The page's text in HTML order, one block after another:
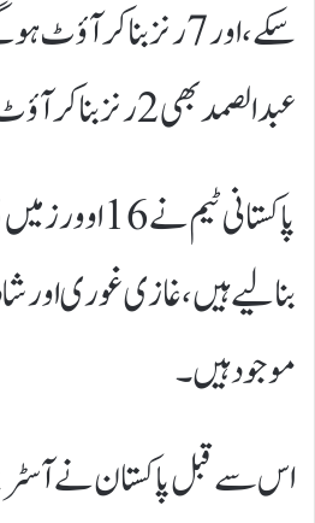
سکے، اور 7 رنز بنا
عبدالصمد بھی 2 رنز بنا کر آؤٹ ہوگئے۔
بنا لیے ہیں، غازی غوری اور
موجود ہیں۔
اس سے قبل پاکستان نے